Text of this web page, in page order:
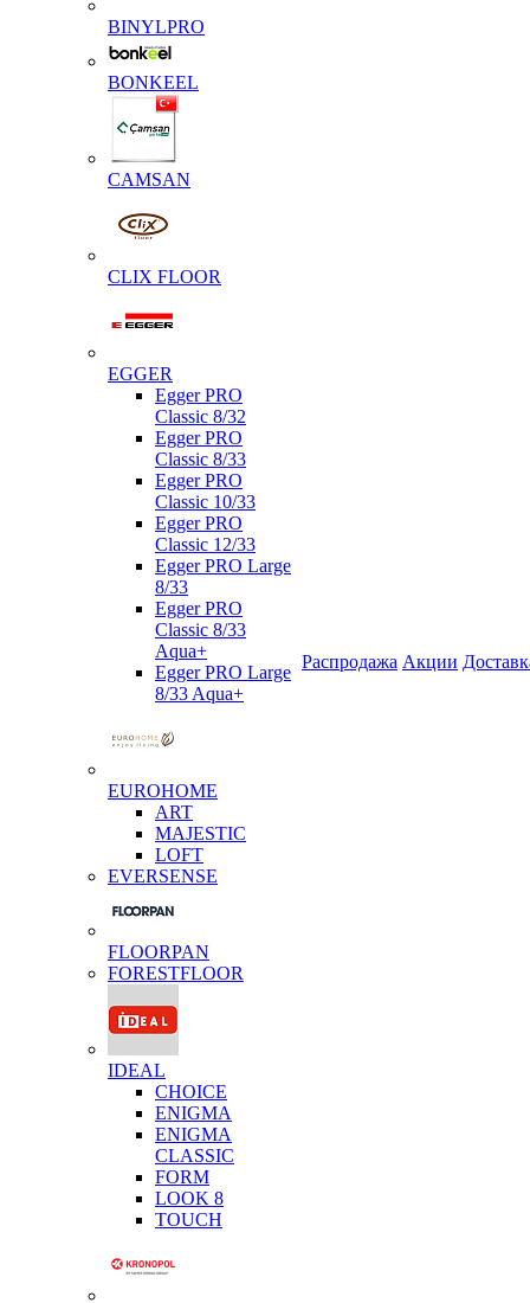
BINYLPRO
BONKEEL
CAMSAN
CLIX FLOOR
EGGER
Egger PRO
Classic 8/32
Egger PRO
Classic 8/33
Egger PRO
Classic 10/33
Egger PRO
Classic 12/33
Egger PRO Large
8/33
Egger PRO
Classic 8/33
Aqua+
Egger PRO Large
8/33 Aqua+
EUROHOME
ART
MAJESTIC
LOFT
EVERSENSE
FLOORPAN
FORESTFLOOR
IDEAL
CHOICE
ENIGMA
ENIGMA
CLASSIC
FORM
LOOK 8
TOUCH
Распродажа Акции